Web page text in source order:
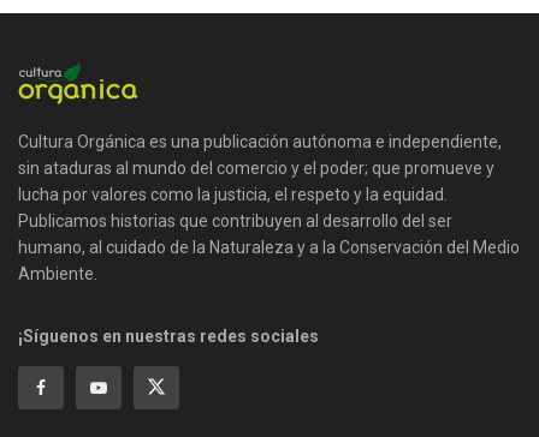
Cultura Orgánica es una publicación autónoma e independiente,
sin ataduras al mundo del comercio y el poder; que promueve y
lucha por valores como la justicia, el respeto y la equidad.
Publicamos historias que contribuyen al desarrollo del ser
humano, al cuidado de la Naturaleza y a la Conservación del Medio
Ambiente.
¡Síguenos en nuestras redes sociales